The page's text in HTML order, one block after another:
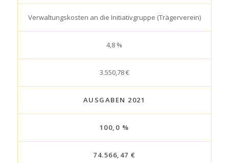
Verwaltungskosten an die Initiativgruppe (Trägerverein)
4,8 %
3.550,78 €
AUSGABEN 2021
100,0 %
74.566,47 €